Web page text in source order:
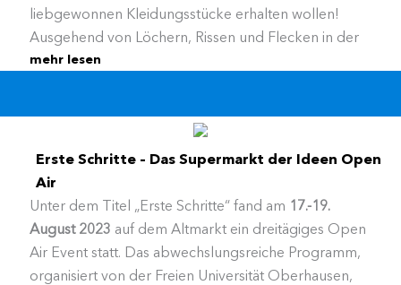
liebgewonnen Kleidungsstücke erhalten wollen!
Ausgehend von Löchern, Rissen und Flecken in der
Kleidung der Teilnehmer*innen wurden
klassischer Schäden: flicken, stopfen, überfilzen,
überdrucken, überdecken, unterlegen, kleben,
zunähen. Die Teilnehmenden erlernten Methoden,
die schnell gehen und Spaß machen und auch wie
Löcher, Risse und Flecken lieben gelernt werden
können.
mehr lesen
Erste Schritte – Das Supermarkt der Ideen Open
Air
Unter dem Titel „Erste Schritte“ fand am 17.-19.
August 2023 auf dem Altmarkt ein dreitägiges Open
Air Event statt. Das abwechslungsreiche Programm,
organisiert von der Freien Universität Oberhausen,